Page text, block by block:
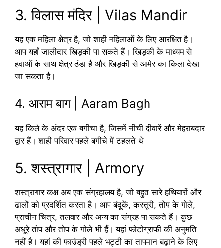
3. विलास मंदिर | Vilas Mandir
यह एक महिला क्षेत्र है, जो शाही महिलाओं के लिए आरक्षित है।
आप यहाँ जालीदार खिड़की पा सकते हैं। खिड़की के माध्यम से
हवाओं के साथ क्षेत्र ठंडा है और खिड़की से आमेर का किला देखा
जा सकता है।
4. आराम बाग | Aaram Bagh
यह किले के अंदर एक बगीचा है, जिसमें नीची दीवारें और मेहराबदार
द्वार हैं। शाही परिवार पहले बगीचे में टहलते थे।
5. शस्त्रागार | Armory
शस्त्रागार कक्ष अब एक संग्रहालय है, जो बहुत सारे हथियारों और
ढालों को प्रदर्शित करता है। आप बंदूकें, कस्तूरी, तोप के गोले,
प्राचीन चित्र, तलवार और अन्य का संग्रह पा सकते हैं। कुछ
अधूरे तोप और तोप के गोले भी हैं। यहां फोटोग्राफी की अनुमति
नहीं है। यहां की फाउंड्री पहले भट्टी का तापमान बढ़ाने के लिए